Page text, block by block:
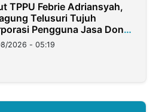
TPPU Febrie Adriansyah,
Telusuri Tujuh
Pengguna Jasa Don
2026 - 05:19